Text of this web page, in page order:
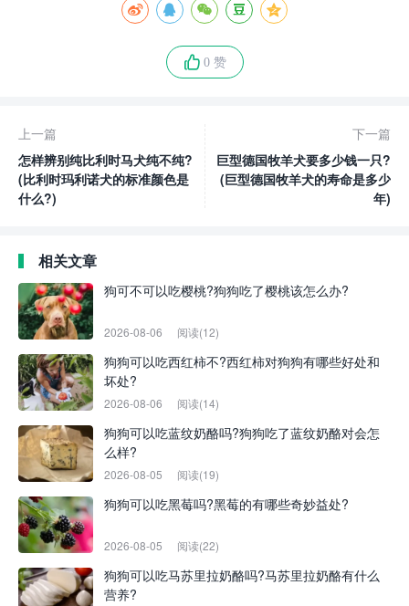
0 赞
上一篇
怎样辨别纯比利时马犬纯不纯?
(比利时玛利诺犬的标准颜色是
什么?)
下一篇
巨型德国牧羊犬要多少钱一只?
(巨型德国牧羊犬的寿命是多少
年)
相关文章
狗可不可以吃樱桃?狗狗吃了樱桃该怎么办?
2026-08-06 阅读(12)
狗狗可以吃西红柿不?西红柿对狗狗有哪些好处和
坏处?
2026-08-06 阅读(14)
狗狗可以吃蓝纹奶酪吗?狗狗吃了蓝纹奶酪对会怎
么样?
2026-08-05 阅读(19)
狗狗可以吃黑莓吗?黑莓的有哪些奇妙益处?
2026-08-05 阅读(22)
狗狗可以吃马苏里拉奶酪吗?马苏里拉奶酪有什么
营养?